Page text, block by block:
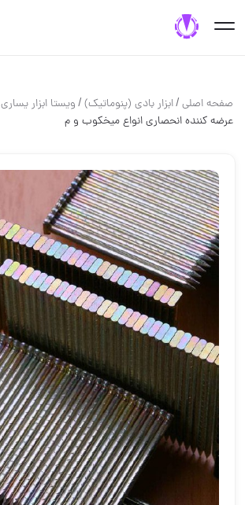
صفحه اصلی/ابزار بادي (پنوماتيك)/ويستا ابزار يسارى
عرضه كننده انحصارى انواع ميخكوب و م